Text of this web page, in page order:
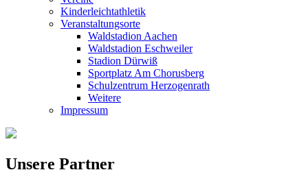
Kinderleichtathletik
Veranstaltungsorte
Waldstadion Aachen
Waldstadion Eschweiler
Stadion Dürwiß
Sportplatz Am Chorusberg
Schulzentrum Herzogenrath
Weitere
Impressum
Unsere Partner